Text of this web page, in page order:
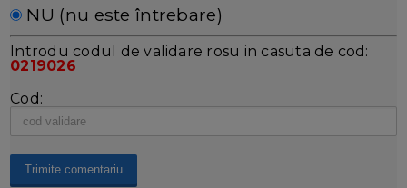
NU (nu este întrebare)
Introdu codul de validare rosu in casuta de cod:
0219026
Cod: